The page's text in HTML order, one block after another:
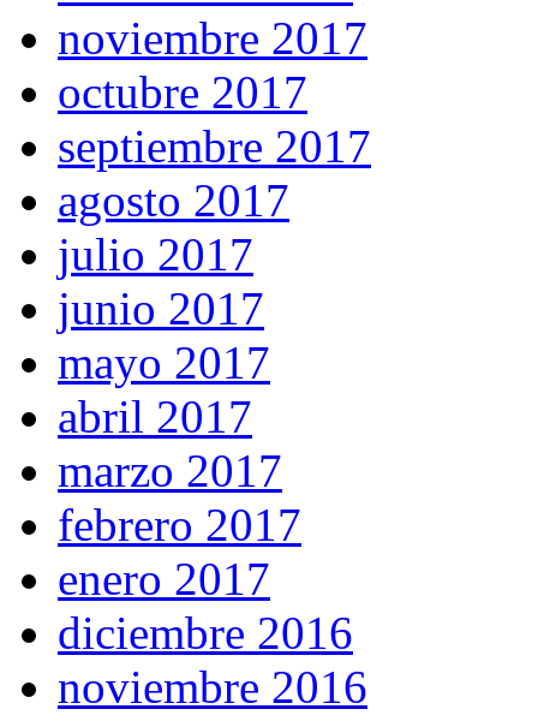
noviembre 2017
octubre 2017
septiembre 2017
agosto 2017
julio 2017
junio 2017
mayo 2017
abril 2017
marzo 2017
febrero 2017
enero 2017
diciembre 2016
noviembre 2016